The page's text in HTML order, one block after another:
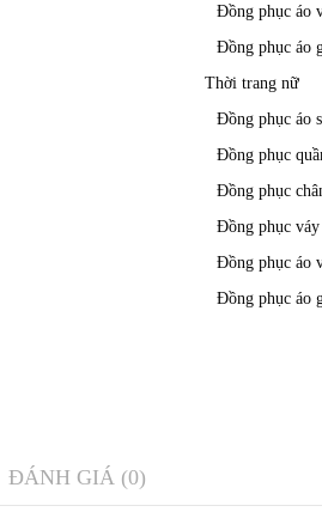
ĐÁNH GIÁ (0)